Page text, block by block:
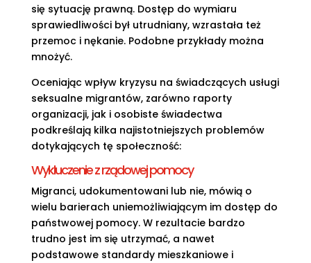
się sytuację prawną. Dostęp do wymiaru
sprawiedliwości był utrudniany, wzrastała też
przemoc i nękanie. Podobne przykłady można
mnożyć.
Oceniając wpływ kryzysu na świadczących usługi
seksualne migrantów, zarówno raporty
organizacji, jak i osobiste świadectwa
podkreślają kilka najistotniejszych problemów
dotykających tę społeczność:
Wykluczenie z rządowej pomocy
Migranci, udokumentowani lub nie, mówią o
wielu barierach uniemożliwiającym im dostęp do
państwowej pomocy. W rezultacie bardzo
trudno jest im się utrzymać, a nawet
podstawowe standardy mieszkaniowe i